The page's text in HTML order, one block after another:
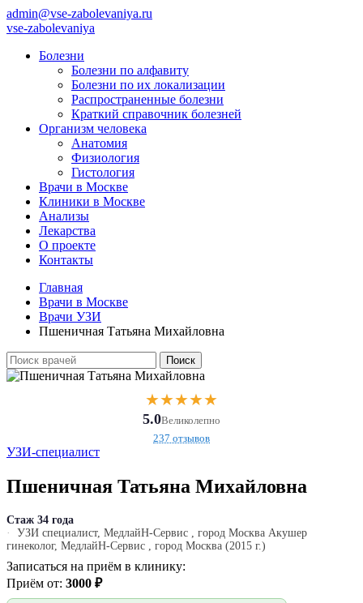
admin@vse-zabolevaniya.ru
vse-zabolevaniya
Болезни
Болезни по алфавиту
Болезни по их локализации
Распространенные болезни
Краткий справочник болезней
Организм человека
Анатомия
Физиология
Гистология
Врачи в Москве
Клиники в Москве
Анализы
Лекарства
О проекте
Контакты
Главная
Врачи в Москве
Врачи УЗИ
Пшеничная Татьяна Михайловна
★★★★★
5.0Великолепно
237 отзывов
УЗИ-специалист
Пшеничная Татьяна Михайловна
Стаж 34 года
УЗИ специалист, МедлайН-Сервис , город Москва Акушер
гинеколог, МедлайН-Сервис , город Москва (2015 г.)
Записаться на приём в клинику:
Приём от: 3000 ₽